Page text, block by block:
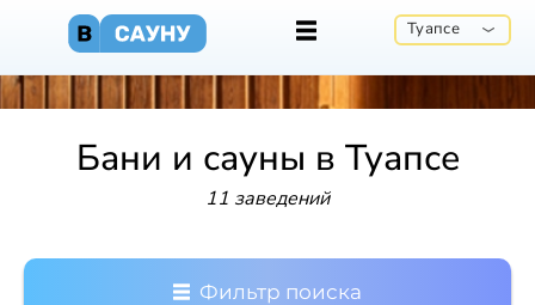
Туапсе
Бани и сауны в Туапсе
11 заведений
Фильтр поиска